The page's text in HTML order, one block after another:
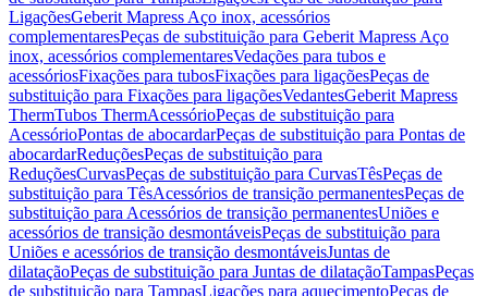
LigaçõesGeberit Mapress Aço inox, acessórios
complementaresPeças de substituição para Geberit Mapress Aço
inox, acessórios complementaresVedações para tubos e
acessóriosFixações para tubosFixações para ligaçõesPeças de
substituição para Fixações para ligaçõesVedantesGeberit Mapress
ThermTubos ThermAcessórioPeças de substituição para
AcessórioPontas de abocardarPeças de substituição para Pontas de
abocardarReduçõesPeças de substituição para
ReduçõesCurvasPeças de substituição para CurvasTêsPeças de
substituição para TêsAcessórios de transição permanentesPeças de
substituição para Acessórios de transição permanentesUniões e
acessórios de transição desmontáveisPeças de substituição para
Uniões e acessórios de transição desmontáveisJuntas de
dilataçãoPeças de substituição para Juntas de dilataçãoTampasPeças
de substituição para TampasLigações para aquecimentoPeças de